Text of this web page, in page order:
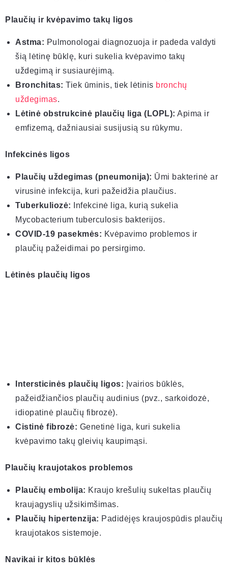
Plaučių ir kvėpavimo takų ligos
Astma: Pulmonologai diagnozuoja ir padeda valdyti
šią lėtinę būklę, kuri sukelia kvėpavimo takų
uždegimą ir susiaurėjimą.
Bronchitas: Tiek ūminis, tiek lėtinis bronchų
uždegimas.
Lėtinė obstrukcinė plaučių liga (LOPL): Apima ir
emfizemą, dažniausiai susijusią su rūkymu.
Infekcinės ligos
Plaučių uždegimas (pneumonija): Ūmi bakterinė ar
virusinė infekcija, kuri pažeidžia plaučius.
Tuberkuliozė: Infekcinė liga, kurią sukelia
Mycobacterium tuberculosis bakterijos.
COVID-19 pasekmės: Kvėpavimo problemos ir
plaučių pažeidimai po persirgimo.
Lėtinės plaučių ligos
Intersticinės plaučių ligos: Įvairios būklės,
pažeidžiančios plaučių audinius (pvz., sarkoidozė,
idiopatinė plaučių fibrozė).
Cistinė fibrozė: Genetinė liga, kuri sukelia
kvėpavimo takų gleivių kaupimąsi.
Plaučių kraujotakos problemos
Plaučių embolija: Kraujo krešulių sukeltas plaučių
kraujagyslių užsikimšimas.
Plaučių hipertenzija: Padidėjęs kraujospūdis plaučių
kraujotakos sistemoje.
Navikai ir kitos būklės